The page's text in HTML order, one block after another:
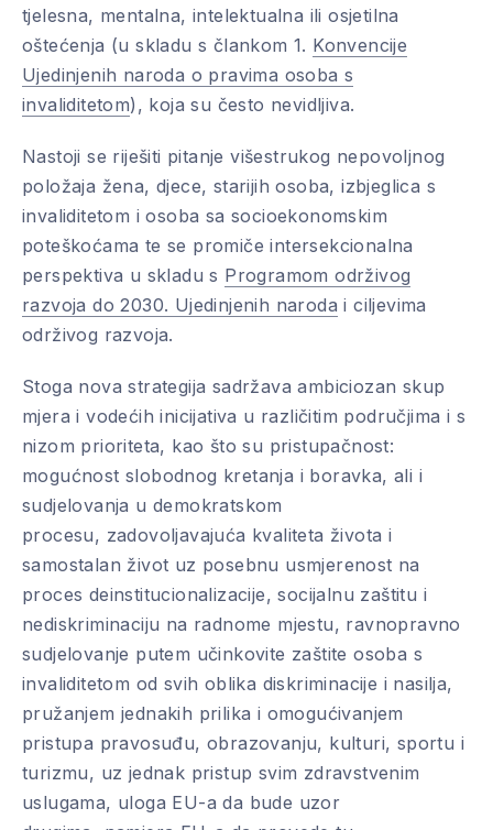
tjelesna, mentalna, intelektualna ili osjetilna
oštećenja (u skladu s člankom 1. Konvencije
Ujedinjenih naroda o pravima osoba s
invaliditetom), koja su često nevidljiva.
Nastoji se riješiti pitanje višestrukog nepovoljnog
položaja žena, djece, starijih osoba, izbjeglica s
invaliditetom i osoba sa socioekonomskim
poteškoćama te se promiče intersekcionalna
perspektiva u skladu s Programom održivog
razvoja do 2030. Ujedinjenih naroda i ciljevima
održivog razvoja.
Stoga nova strategija sadržava ambiciozan skup
mjera i vodećih inicijativa u različitim područjima i s
nizom prioriteta, kao što su pristupačnost:
mogućnost slobodnog kretanja i boravka, ali i
sudjelovanja u demokratskom
procesu, zadovoljavajuća kvaliteta života i
samostalan život uz posebnu usmjerenost na
proces deinstitucionalizacije, socijalnu zaštitu i
nediskriminaciju na radnome mjestu, ravnopravno
sudjelovanje putem učinkovite zaštite osoba s
invaliditetom od svih oblika diskriminacije i nasilja,
pružanjem jednakih prilika i omogućivanjem
pristupa pravosuđu, obrazovanju, kulturi, sportu i
turizmu, uz jednak pristup svim zdravstvenim
uslugama, uloga EU-a da bude uzor